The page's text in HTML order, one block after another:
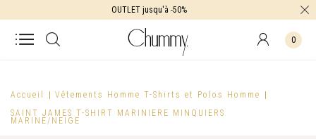
OUTLET jusqu'à -50%
0
Accueil Vêtements Homme T-Shirts et Polos Homme
SAINT JAMES T-SHIRT MARINIERE MINQUIERS
MARINE/NEIGE